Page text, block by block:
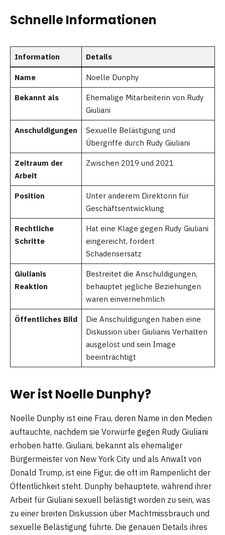
Schnelle Informationen
Information Details
Name Noelle Dunphy
Bekannt als
Ehemalige Mitarbeiterin von Rudy
Giuliani
Anschuldigungen
Sexuelle Belästigung und
Übergriffe durch Rudy Giuliani
Zeitraum der
Arbeit
Zwischen 2019 und 2021
Position
Unter anderem Direktorin für
Geschäftsentwicklung
Rechtliche
Schritte
Hat eine Klage gegen Rudy Giuliani
eingereicht, fordert
Schadensersatz
Giulianis
Reaktion
Bestreitet die Anschuldigungen,
behauptet jegliche Beziehungen
waren einvernehmlich
Öffentliches Bild
Die Anschuldigungen haben eine
Diskussion über Giulianis Verhalten
ausgelöst und sein Image
beeinträchtigt
Wer ist Noelle Dunphy?
Noelle Dunphy ist eine Frau, deren Name in den Medien
auftauchte, nachdem sie Vorwürfe gegen Rudy Giuliani
erhoben hatte. Giuliani, bekannt als ehemaliger
Bürgermeister von New York City und als Anwalt von
Donald Trump, ist eine Figur, die oft im Rampenlicht der
Öffentlichkeit steht. Dunphy behauptete, während ihrer
Arbeit für Giuliani sexuell belästigt worden zu sein, was
zu einer breiten Diskussion über Machtmissbrauch und
sexuelle Belästigung führte. Die genauen Details ihres